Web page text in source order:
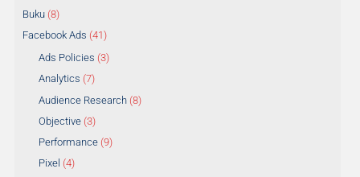
Buku (8)
Facebook Ads (41)
Ads Policies (3)
Analytics (7)
Audience Research (8)
Objective (3)
Performance (9)
Pixel (4)